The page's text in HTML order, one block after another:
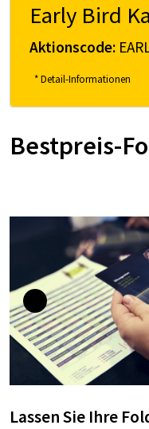
Early Bird
Aktionscode:
* Detail-Informationen
Bestpreis-
Lassen Sie Ihre